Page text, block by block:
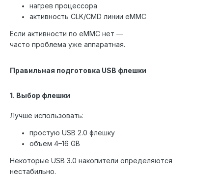
нагрев процессора
активность CLK/CMD линии eMMC
Если активности по eMMC нет —
часто проблема уже аппаратная.
Правильная подготовка USB флешки
1. Выбор флешки
Лучше использовать:
простую USB 2.0 флешку
объем 4–16 GB
Некоторые USB 3.0 накопители определяются
нестабильно.